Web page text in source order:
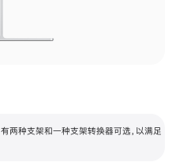
种支架和一种支架转换器可选，以满足